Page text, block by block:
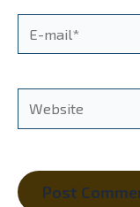
mail*
Website